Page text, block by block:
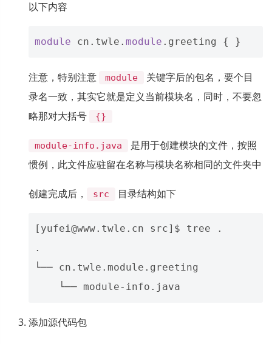
以下内容
module cn . twle . module . greeting
注意，特别注意 module
关键字后的包名，要个目
录名一致，其实它就是定义当前模块名，同时，不要忽
略那对大括号
{}
module-info.java
是用于创建模块的文件，按照
惯例，此文件应驻留在名称与模块名称相同的文件夹中
创建完成后， src 目录结构如下
[yufei@www.twle.cn src]$ tree .
.
└── cn.twle.module.greeting
添加源代码包